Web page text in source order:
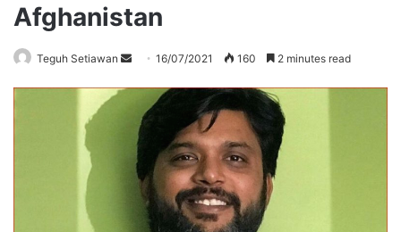
Afghanistan
Teguh Setiawan
Send
email
16/07/2021 160 2 minutes read